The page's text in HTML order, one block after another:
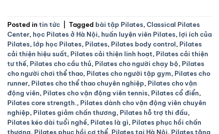
Posted in tin tức Tagged bài tập Pilates,Classical Pilates
Center, học Pilates ở Hà Nội, huấn luyện viên Pilates, lợi ích của
Pilates, lớp học Pilates, Pilates, Pilates body control, Pilates
cải thiện hiệu suất, Pilates cải thiện linh hoạt, Pilates cải thiện
tư thế, Pilates cho cầu thủ, Pilates cho người chạy bộ, Pilates
cho người chơi thể thao, Pilates cho người tập gym, Pilates cho
runner, Pilates cho thể thao chuyên nghiệp, Pilates cho vận
động viên, Pilates cho vận động viên tennis, Pilates cổ điển,
Pilates core strength., Pilates dành cho vận động viên chuyên
nghiệp, Pilates giảm chấn thương, Pilates hỗ trợ thi đấu,
Pilates kéo dài tuổi nghề, Pilates là gì, Pilates phục hồi chấn
thương, Pilates phục hồi cơ thể, Pilates tại Hà Nội, Pilates tăng